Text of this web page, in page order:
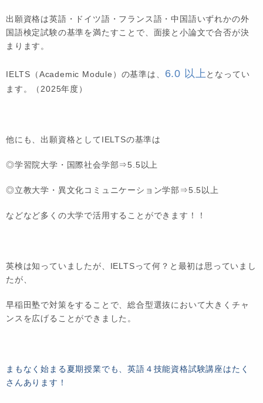
出願資格は英語・ドイツ語・フランス語・中国語いずれかの外
国語検定試験の基準を満たすことで、面接と小論文で合否が決
まります。
IELTS（Academic Module）の基準は、 6.0 以上となってい
ます。（2025年度）
他にも、出願資格としてIELTSの基準は
◎学習院大学・国際社会学部⇒5.5以上
◎立教大学・異文化コミュニケーション学部⇒5.5以上
などなど多くの大学で活用することができます！！
英検は知っていましたが、IELTSって何？と最初は思っていまし
たが、
早稲田塾で対策をすることで、総合型選抜において大きくチャ
ンスを広げることができました。
まもなく始まる夏期授業でも、英語４技能資格試験講座はたく
さんあります！